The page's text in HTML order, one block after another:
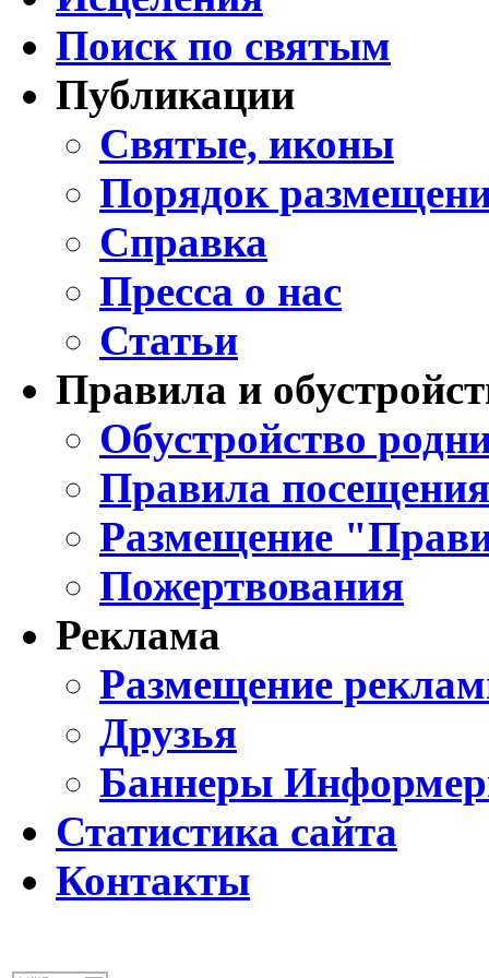
Поиск по святым
Публикации
Святые, иконы
Порядок
Справка
Пресса о нас
Статьи
Правила и
Обустройство
Правила
Размещение
Пожертвования
Реклама
Размещение
Друзья
Баннеры
Статистика сайта
Контакты